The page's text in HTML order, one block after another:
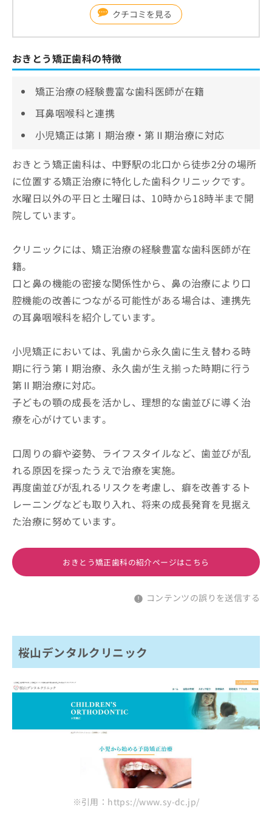
クチコミを見る
おきとう矯正歯科の特徴
矯正治療の経験豊富な歯科医師が在籍
耳鼻咽喉科と連携
小児矯正は第Ⅰ期治療・第Ⅱ期治療に対応
おきとう矯正歯科は、中野駅の北口から徒歩2分の場所
に位置する矯正治療に特化した歯科クリニックです。
水曜日以外の平日と土曜日は、10時から18時半まで開
院しています。
クリニックには、矯正治療の経験豊富な歯科医師が在
籍。
口と鼻の機能の密接な関係性から、鼻の治療により口
腔機能の改善につながる可能性がある場合は、連携先
の耳鼻咽喉科を紹介しています。
小児矯正においては、乳歯から永久歯に生え替わる時
期に行う第Ⅰ期治療、永久歯が生え揃った時期に行う
第Ⅱ期治療に対応。
子どもの顎の成長を活かし、理想的な歯並びに導く治
療を心がけています。
口周りの癖や姿勢、ライフスタイルなど、歯並びが乱
れる原因を探ったうえで治療を実施。
再度歯並びが乱れるリスクを考慮し、癖を改善するト
レーニングなども取り入れ、将来の成長発育を見据え
た治療に努めています。
おきとう矯正歯科の紹介ページはこちら
コンテンツの誤りを送信する
桜山デンタルクリニック
※引用：https://www.sy-dc.jp/